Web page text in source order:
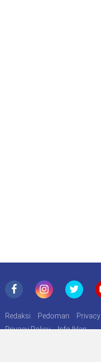
Izin
Redaksi Pedoman
Privacy
Privacy Policy
Info Iklan